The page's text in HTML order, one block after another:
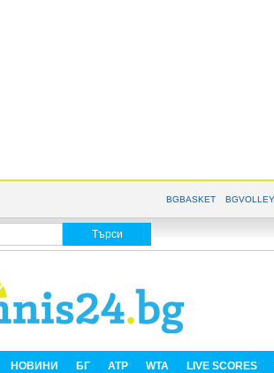
BGBASKET
НОВИНИ БГ ATP WTA LIVE SCORES